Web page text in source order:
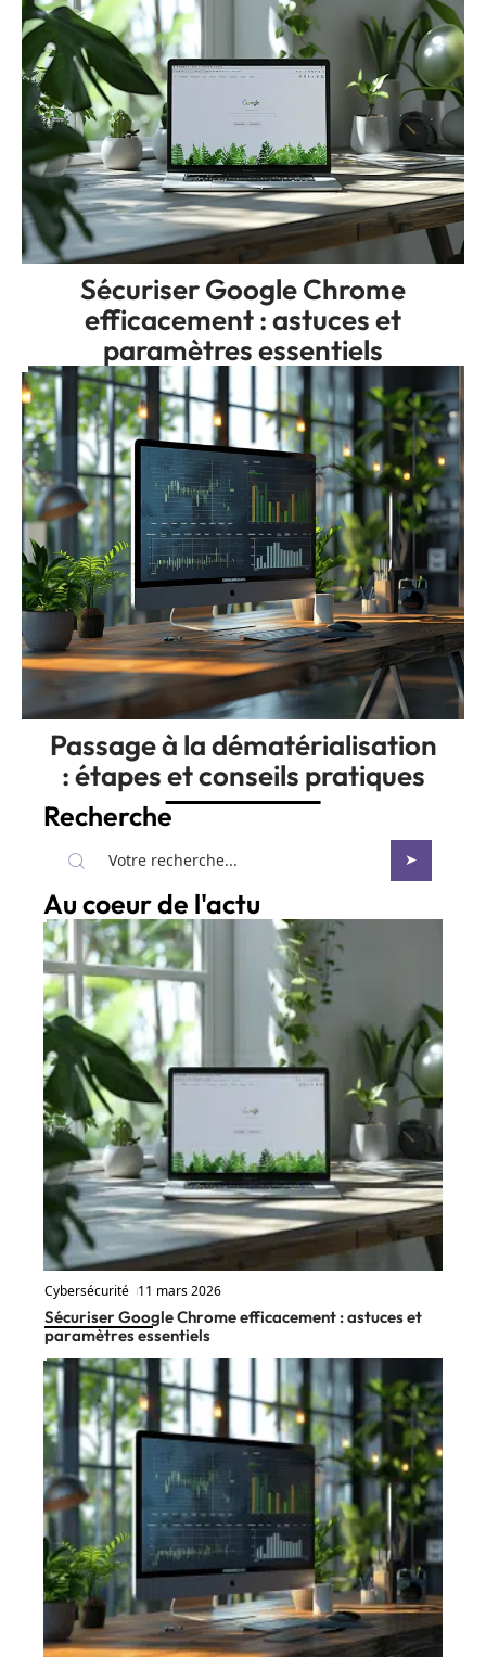
Sécuriser Google Chrome
efficacement : astuces et
paramètres essentiels
Passage à la dématérialisation
: étapes et conseils pratiques
Recherche
Au coeur de l'actu
Cybersécurité 11 mars 2026
Sécuriser Google Chrome efficacement : astuces et
paramètres essentiels